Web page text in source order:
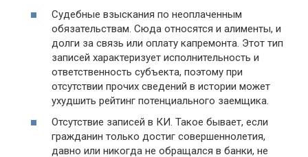
Судебные взыскания по неоплаченным
обязательствам. Сюда относятся и алименты, и
долги за связь или оплату капремонта. Этот тип
записей характеризует исполнительность и
ответственность субъекта, поэтому при
отсутствии прочих сведений в истории может
ухудшить рейтинг потенциального заемщика.
Отсутствие записей в КИ. Такое бывает, если
гражданин только достиг совершеннолетия,
давно или никогда не обращался в банки, не